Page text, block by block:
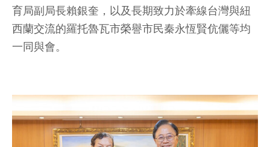
育局副局長賴銀奎，以及長期致力於牽線台灣與紐
西蘭交流的羅托魯瓦市榮譽市民秦永恆賢伉儷等均
一同與會。